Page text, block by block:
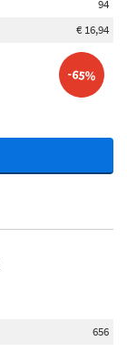
94
€ 16,94
-65%
656